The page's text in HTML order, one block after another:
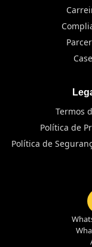
Termos
Política de
Política de